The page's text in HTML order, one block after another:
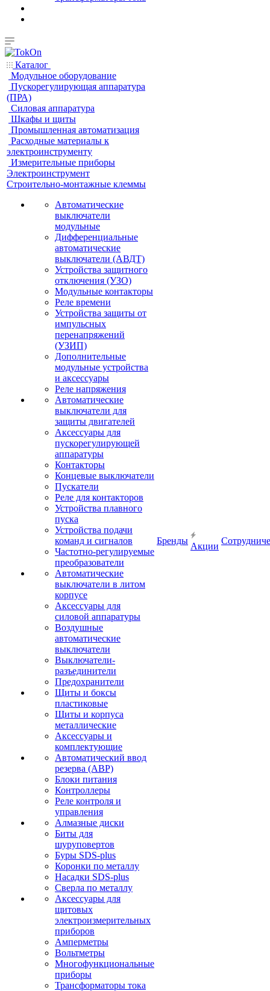
Каталог
Модульное оборудование
Пускорегулирующая аппаратура
(ПРА)
Силовая аппаратура
Шкафы и щиты
Промышленная автоматизация
Расходные материалы к
электроинструменту
Измерительные приборы
Электроинструмент
Строительно-монтажные клеммы
Автоматические
выключатели
модульные
Дифференциальные
автоматические
выключатели (АВДТ)
Устройства защитного
отключения (УЗО)
Модульные контакторы
Реле времени
Устройства защиты от
импульсных
перенапряжений
(УЗИП)
Дополнительные
модульные устройства
и аксессуары
Реле напряжения
Автоматические
выключатели для
защиты двигателей
Аксессуары для
пускорегулирующей
аппаратуры
Контакторы
Концевые выключатели
Пускатели
Реле для контакторов
Устройства плавного
пуска
Устройства подачи
команд и сигналов
Частотно-регулируемые
преобразователи
Автоматические
выключатели в литом
корпусе
Аксессуары для
силовой аппаратуры
Воздушные
автоматические
выключатели
Выключатели-
разъединители
Предохранители
Щиты и боксы
пластиковые
Щиты и корпуса
металлические
Аксессуары и
комплектующие
Автоматический ввод
резерва (АВР)
Блоки питания
Контроллеры
Реле контроля и
управления
Алмазные диски
Биты для
шуруповертов
Буры SDS-plus
Коронки по металлу
Насадки SDS-plus
Сверла по металлу
Аксессуары для
щитовых
электроизмерительных
приборов
Амперметры
Вольтметры
Многофункциональные
приборы
Трансформаторы тока
Бренды
Акции